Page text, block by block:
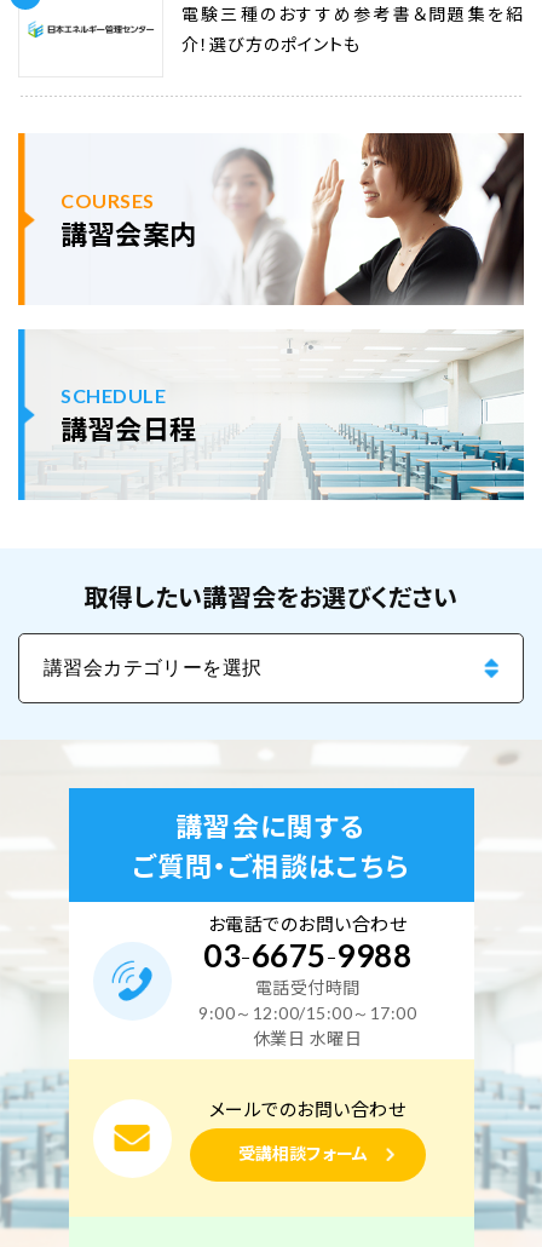
電験三種のおすすめ参考書＆問題集を紹
介！選び方のポイントも
COURSES
講習会案内
SCHEDULE
講習会日程
取得したい講習会をお選びください
講習会に関する
ご質問・ご相談はこちら
お電話でのお問い合わせ
03-6675-9988
電話受付時間
9:00～12:00/15:00～17:00
休業日 水曜日
メールでのお問い合わせ
受講相談フォーム